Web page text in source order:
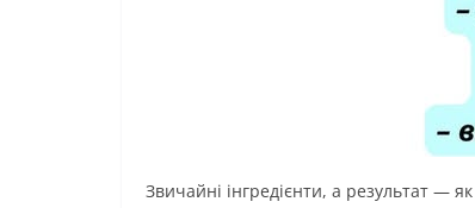
Звичайні інгредієнти, а результат —